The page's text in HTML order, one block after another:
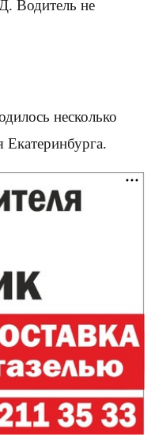
Водитель не
несколько